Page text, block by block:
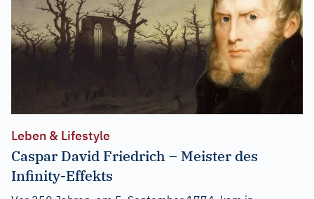
Leben & Lifestyle
Caspar David Friedrich – Meister des
Infinity-Effekts